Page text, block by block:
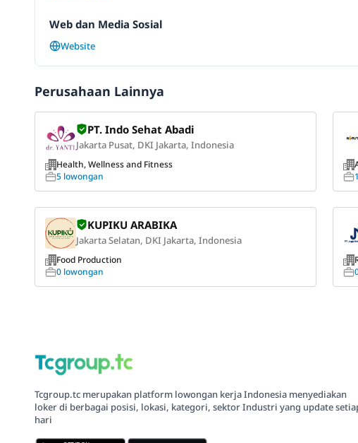
Web dan Media Sosial
Website
Perusahaan Lainnya
PT. Indo Sehat Abadi
Jakarta Pusat, DKI Jakarta, Indonesia
Health, Wellness and Fitness
5 lowongan
KUPIKU ARABIKA
Jakarta Selatan, DKI Jakarta, Indonesia
Food Production
0 lowongan
Tcgroup.tc merupakan platform lowongan kerja Indonesia menyediakan
loker di berbagai posisi, lokasi, kategori, sektor Industri yang update
hari